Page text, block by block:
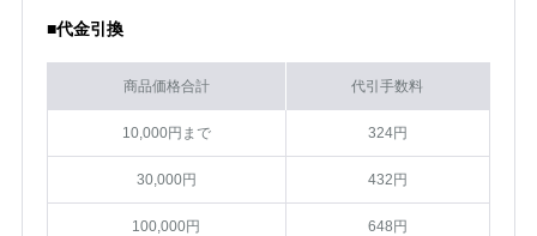
■代金引換
商品価格合計 代引手数料
10,000円まで 324円
30,000円 432円
100,000円 648円